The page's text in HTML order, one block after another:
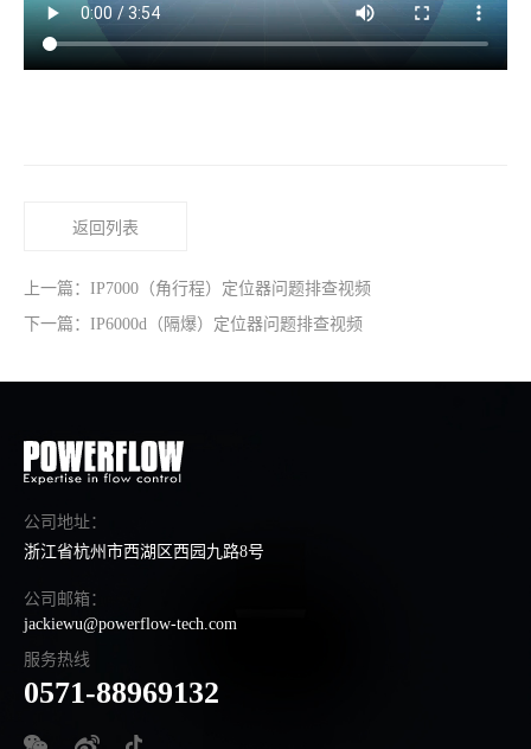
上一篇：IP7000（角行程）定位器问题排查视频
下一篇：IP6000d（隔爆）定位器问题排查视频
返回列表
公司地址：
浙江省杭州市西湖区西园九路8号
公司邮箱：
jackiewu@powerflow-tech.com
服务热线
0571-88969132